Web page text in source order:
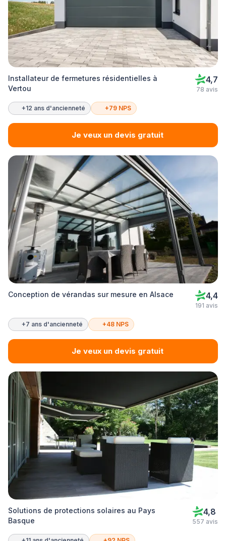
Installateur de fermetures résidentielles à
Vertou
4,7
78 avis
+12 ans d'ancienneté +79 NPS
Je veux un devis gratuit
Conception de vérandas sur mesure en Alsace 4,4
191 avis
+7 ans d'ancienneté +48 NPS
Je veux un devis gratuit
Solutions de protections solaires au Pays
Basque
4,8
557 avis